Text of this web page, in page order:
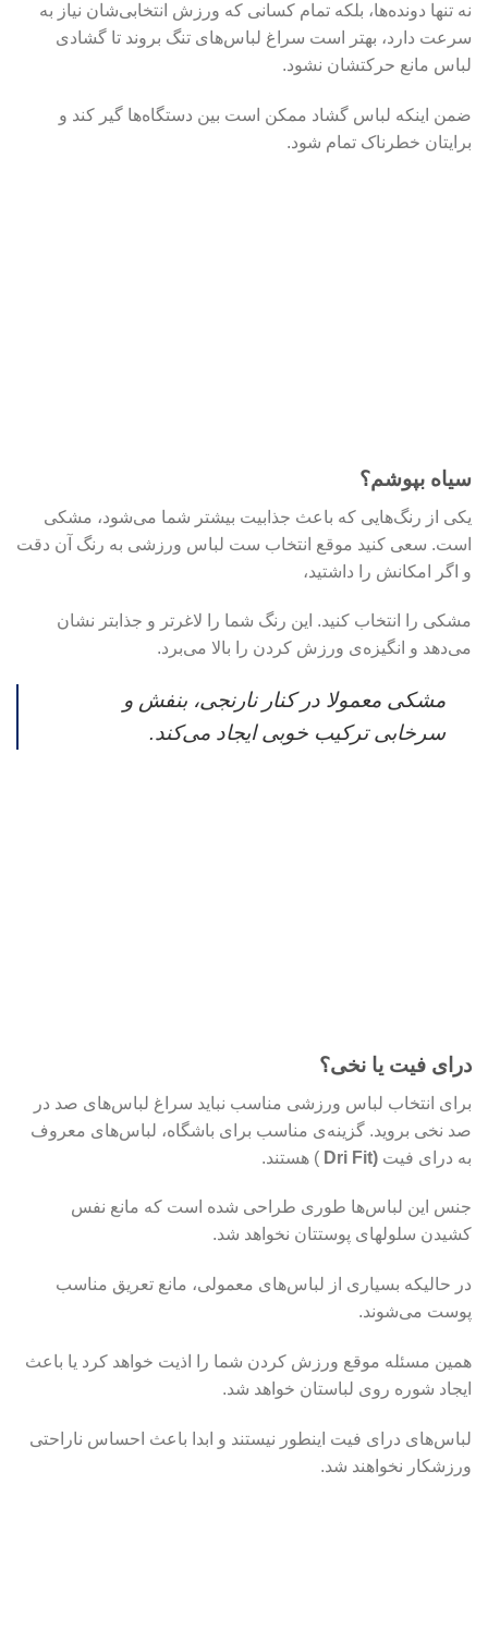
نه تنها دونده‌ها، بلکه تمام کسانی که ورزش‌ انتخابی‌شان نیاز به
سرعت دارد، بهتر است سراغ لباس‌های تنگ بروند تا گشادی
لباس مانع حرکتشان نشود.
ضمن اینکه لباس گشاد ممکن است بین دستگاه‌ها گیر کند و
برایتان خطرناک تمام شود.
سیاه بپوشم؟
یکی از رنگ‌هایی که باعث جذابیت بیشتر شما می‌شود، مشکی
است. سعی کنید موقع انتخاب ست لباس ورزشی به رنگ آن دقت
و اگر امکانش را داشتید،
مشکی را انتخاب کنید. این رنگ شما را لاغرتر و جذابتر نشان
می‌دهد و انگیزه‌ی ورزش کردن را بالا می‌برد.
مشکی معمولا در کنار نارنجی، بنفش و
سرخابی ترکیب خوبی ایجاد می‌کند.
درای فیت یا نخی؟
برای انتخاب لباس ورزشی مناسب نباید سراغ لباس‌های صد در
صد نخی بروید. گزینه‌ی مناسب برای باشگاه، لباس‌های معروف
به درای فیت (Dri Fit ) هستند.
جنس این لباس‌ها طوری طراحی شده است که مانع نفس
کشیدن سلولهای پوستتان نخواهد شد.
در حالیکه بسیاری از لباس‌های معمولی، مانع تعریق مناسب
پوست می‌شوند.
همین مسئله موقع ورزش کردن شما را اذیت خواهد کرد یا باعث
ایجاد شوره روی لباستان خواهد شد.
لباس‌های درای فیت اینطور نیستند و ابدا باعث احساس ناراحتی
ورزشکار نخواهند شد.